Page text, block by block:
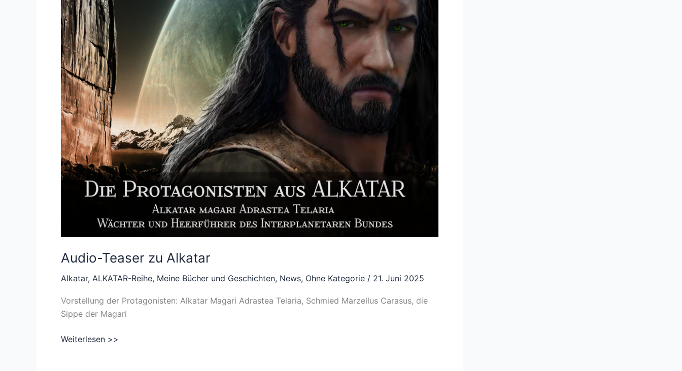
Audio-Teaser zu Alkatar
Alkatar, ALKATAR-Reihe, Meine Bücher und Geschichten, News, Ohne Kategorie / 21. Juni 2025
Vorstellung der Protagonisten: Alkatar Magari Adrastea Telaria, Schmied Marzellus Carasus, die
Sippe der Magari
Audio-
Weiterlesen >>